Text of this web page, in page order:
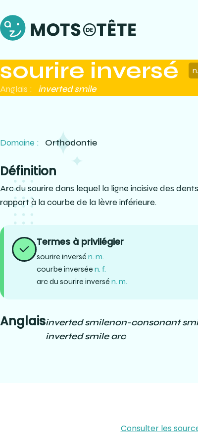
sourire inversé
Anglais : inverted smile
Domaine : Orthodontie
Définition
Arc du sourire dans lequel la ligne incisive des
rapport à la courbe de la lèvre inférieure.
Termes à privilégier
sourire inversé n. m.
courbe inversée n. f.
arc du sourire inversé n. m.
Anglaisinverted smilenon-consonant
inverted smile arc
Consulter les